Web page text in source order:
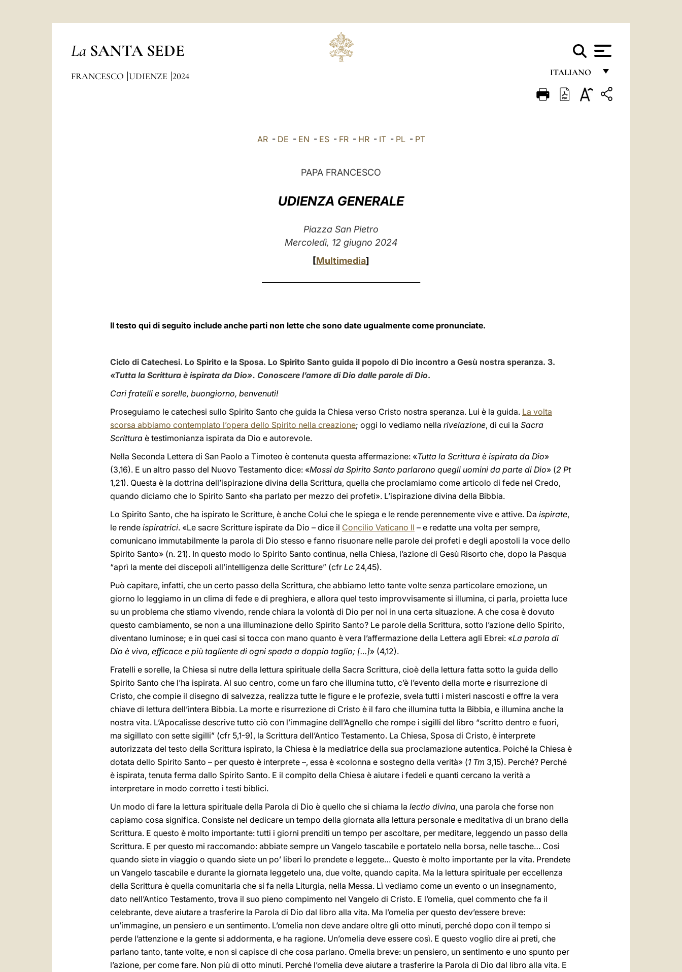
La SANTA SEDE
ITALIANO
FRANÇAIS
FRANCESCO UDIENZE 2024
AR- DE - EN - ES- FR- HR- IT- PL- PT
PAPA FRANCESCO
UDIENZA GENERALE
Piazza San Pietro
Mercoledì, 12 giugno 2024
[Multimedia]
Il testo qui di seguito include anche parti non lette che sono date ugualmente come pronunciate.
Ciclo di Catechesi. Lo Spirito e la Sposa. Lo Spirito Santo guida il popolo di Dio incontro a Gesù nostra speranza. 3.
«Tutta la Scrittura è ispirata da Dio». Conoscere l’amore di Dio dalle parole di Dio.
Cari fratelli e sorelle, buongiorno, benvenuti!
Proseguiamo le catechesi sullo Spirito Santo che guida la Chiesa verso Cristo nostra speranza. Lui è la guida. La volta
scorsa abbiamo contemplato l’opera dello Spirito nella creazione; oggi lo vediamo nella rivelazione, di cui la Sacra
Scrittura è testimonianza ispirata da Dio e autorevole.
Nella Seconda Lettera di San Paolo a Timoteo è contenuta questa affermazione: «Tutta la Scrittura è ispirata da Dio»
(3,16). E un altro passo del Nuovo Testamento dice: «Mossi da Spirito Santo parlarono quegli uomini da parte di Dio» (2 Pt
1,21). Questa è la dottrina dell’ispirazione divina della Scrittura, quella che proclamiamo come articolo di fede nel Credo,
quando diciamo che lo Spirito Santo «ha parlato per mezzo dei profeti». L’ispirazione divina della Bibbia.
Lo Spirito Santo, che ha ispirato le Scritture, è anche Colui che le spiega e le rende perennemente vive e attive. Da ispirate,
le rende ispiratrici. «Le sacre Scritture ispirate da Dio – dice il Concilio Vaticano II – e redatte una volta per sempre,
comunicano immutabilmente la parola di Dio stesso e fanno risuonare nelle parole dei profeti e degli apostoli la voce dello
Spirito Santo» (n. 21). In questo modo lo Spirito Santo continua, nella Chiesa, l’azione di Gesù Risorto che, dopo la Pasqua
“aprì la mente dei discepoli all’intelligenza delle Scritture” (cfr Lc 24,45).
Può capitare, infatti, che un certo passo della Scrittura, che abbiamo letto tante volte senza particolare emozione, un
giorno lo leggiamo in un clima di fede e di preghiera, e allora quel testo improvvisamente si illumina, ci parla, proietta luce
su un problema che stiamo vivendo, rende chiara la volontà di Dio per noi in una certa situazione. A che cosa è dovuto
questo cambiamento, se non a una illuminazione dello Spirito Santo? Le parole della Scrittura, sotto l’azione dello Spirito,
diventano luminose; e in quei casi si tocca con mano quanto è vera l’affermazione della Lettera agli Ebrei: «La parola di
Dio è viva, efficace e più tagliente di ogni spada a doppio taglio; […]» (4,12).
Fratelli e sorelle, la Chiesa si nutre della lettura spirituale della Sacra Scrittura, cioè della lettura fatta sotto la guida dello
Spirito Santo che l’ha ispirata. Al suo centro, come un faro che illumina tutto, c’è l’evento della morte e risurrezione di
Cristo, che compie il disegno di salvezza, realizza tutte le figure e le profezie, svela tutti i misteri nascosti e offre la vera
chiave di lettura dell’intera Bibbia. La morte e risurrezione di Cristo è il faro che illumina tutta la Bibbia, e illumina anche la
nostra vita. L’Apocalisse descrive tutto ciò con l’immagine dell’Agnello che rompe i sigilli del libro “scritto dentro e fuori,
ma sigillato con sette sigilli” (cfr 5,1-9), la Scrittura dell’Antico Testamento. La Chiesa, Sposa di Cristo, è interprete
autorizzata del testo della Scrittura ispirato, la Chiesa è la mediatrice della sua proclamazione autentica. Poiché la Chiesa è
dotata dello Spirito Santo – per questo è interprete –, essa è «colonna e sostegno della verità» (1 Tm 3,15). Perché? Perché
è ispirata, tenuta ferma dallo Spirito Santo. E il compito della Chiesa è aiutare i fedeli e quanti cercano la verità a
interpretare in modo corretto i testi biblici.
Un modo di fare la lettura spirituale della Parola di Dio è quello che si chiama la lectio divina, una parola che forse non
capiamo cosa significa. Consiste nel dedicare un tempo della giornata alla lettura personale e meditativa di un brano della
Scrittura. E questo è molto importante: tutti i giorni prenditi un tempo per ascoltare, per meditare, leggendo un passo della
Scrittura. E per questo mi raccomando: abbiate sempre un Vangelo tascabile e portatelo nella borsa, nelle tasche… Così
quando siete in viaggio o quando siete un po’ liberi lo prendete e leggete… Questo è molto importante per la vita. Prendete
un Vangelo tascabile e durante la giornata leggetelo una, due volte, quando capita. Ma la lettura spirituale per eccellenza
della Scrittura è quella comunitaria che si fa nella Liturgia, nella Messa. Lì vediamo come un evento o un insegnamento,
dato nell’Antico Testamento, trova il suo pieno compimento nel Vangelo di Cristo. E l’omelia, quel commento che fa il
celebrante, deve aiutare a trasferire la Parola di Dio dal libro alla vita. Ma l’omelia per questo dev’essere breve:
un’immagine, un pensiero e un sentimento. L’omelia non deve andare oltre gli otto minuti, perché dopo con il tempo si
perde l’attenzione e la gente si addormenta, e ha ragione. Un’omelia deve essere così. E questo voglio dire ai preti, che
parlano tanto, tante volte, e non si capisce di che cosa parlano. Omelia breve: un pensiero, un sentimento e uno spunto per
l’azione, per come fare. Non più di otto minuti. Perché l’omelia deve aiutare a trasferire la Parola di Dio dal libro alla vita. E